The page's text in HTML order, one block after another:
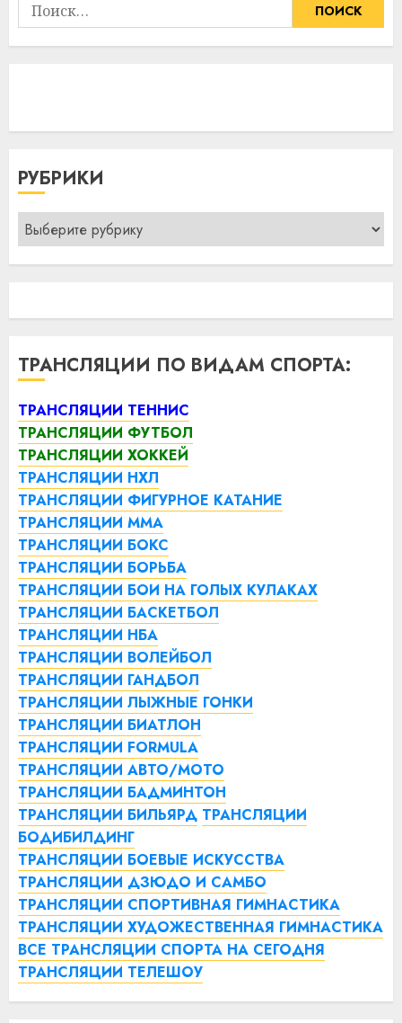
РУБРИКИ
Рубрики
ТРАНСЛЯЦИИ ПО ВИДАМ СПОРТА:
ТРАНСЛЯЦИИ ТЕННИС
ТРАНСЛЯЦИИ ФУТБОЛ
ТРАНСЛЯЦИИ ХОККЕЙ
ТРАНСЛЯЦИИ НХЛ
ТРАНСЛЯЦИИ ФИГУРНОЕ КАТАНИЕ
ТРАНСЛЯЦИИ ММА
ТРАНСЛЯЦИИ БОКС
ТРАНСЛЯЦИИ БОРЬБА
ТРАНСЛЯЦИИ БОИ НА ГОЛЫХ КУЛАКАХ
ТРАНСЛЯЦИИ БАСКЕТБОЛ
ТРАНСЛЯЦИИ НБА
ТРАНСЛЯЦИИ ВОЛЕЙБОЛ
ТРАНСЛЯЦИИ ГАНДБОЛ
ТРАНСЛЯЦИИ ЛЫЖНЫЕ ГОНКИ
ТРАНСЛЯЦИИ БИАТЛОН
ТРАНСЛЯЦИИ FORMULA
ТРАНСЛЯЦИИ АВТО/МОТО
ТРАНСЛЯЦИИ БАДМИНТОН
ТРАНСЛЯЦИИ БИЛЬЯРД ТРАНСЛЯЦИИ
БОДИБИЛДИНГ
ТРАНСЛЯЦИИ БОЕВЫЕ ИСКУССТВА
ТРАНСЛЯЦИИ ДЗЮДО И САМБО
ТРАНСЛЯЦИИ СПОРТИВНАЯ ГИМНАСТИКА
ТРАНСЛЯЦИИ ХУДОЖЕСТВЕННАЯ ГИМНАСТИКА
ВСЕ ТРАНСЛЯЦИИ СПОРТА НА СЕГОДНЯ
ТРАНСЛЯЦИИ ТЕЛЕШОУ